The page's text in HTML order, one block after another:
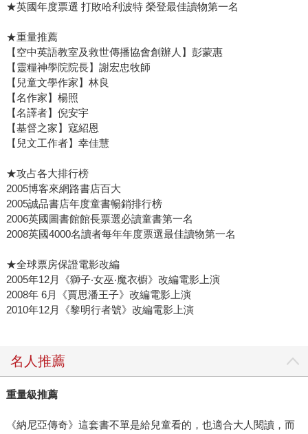
★英國年度票選 打敗哈利波特 榮登最佳讀物第一名
★重量推薦
【空中英語教室及救世傳播協會創辦人】彭蒙惠
【靈糧神學院院長】謝宏忠牧師
【兒童文學作家】林良
【名作家】楊照
【名譯者】倪安宇
【基督之家】寇紹恩
【兒文工作者】幸佳慧
★攻占各大排行榜
2005博客來網路書店百大
2005誠品書店年度童書暢銷排行榜
2006英國圖書館館長票選必讀童書第一名
2008英國4000名讀者每年年度票選最佳讀物第一名
★全球票房保證電影改編
2005年12月《獅子‧女巫‧魔衣櫥》改編電影上演
2008年 6月《賈思潘王子》改編電影上演
2010年12月《黎明行者號》改編電影上演
名人推薦
重量級推薦
《納尼亞傳奇》這套書不單是給兒童看的，也適合大人閱讀，而